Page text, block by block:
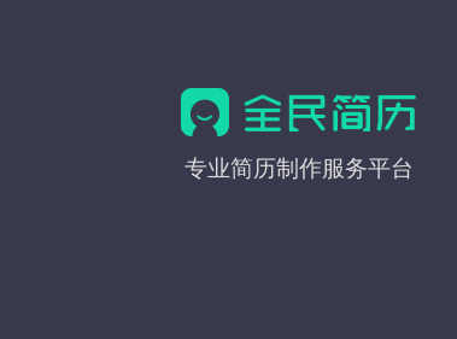
全
专业简历制作服务平台